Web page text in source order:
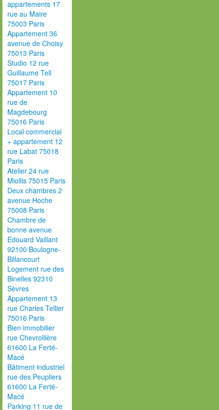
appartements 17
rue au Maire
75003 Paris
Appartement 36
avenue de Choisy
75013 Paris
Studio 12 rue
Guillaume Tell
75017 Paris
Appartement 10
rue de
Magdebourg
75016 Paris
Local commercial
+ appartement 12
rue Labat 75018
Paris
Atelier 24 rue
Miollis 75015 Paris
Deux chambres 2
avenue Hoche
75008 Paris
Chambre de
bonne avenue
Edouard Vaillant
92100 Boulogne-
Billancourt
Logement rue des
Binelles 92310
Sèvres
Appartement 13
rue Charles Tellier
75016 Paris
Bien immobilier
rue Chevrollière
61600 La Ferté-
Macé
Bâtiment industriel
rue des Peupliers
61600 La Ferté-
Macé
Parking 11 rue de